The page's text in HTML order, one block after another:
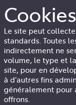
Cookies
Le site peut
standards. Toutes
indirectement ne
volume, le type et
site, pour en
à d’autres fins
généralement pour
offrons.